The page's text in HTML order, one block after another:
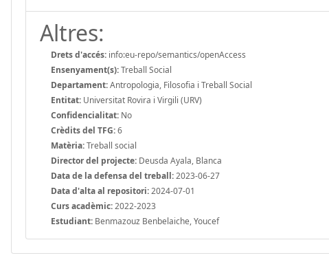
Altres:
Drets d'accés: info:eu-repo/semantics/openAccess
Ensenyament(s):Treball Social
Departament:Antropologia, Filosofia i Treball Social
Entitat: Universitat Rovira i Virgili (URV)
Confidencialitat: No
Crèdits del TFG:6
Matèria:Treball social
Director del projecte: Deusda Ayala, Blanca
Data de la defensa del treball:2023-06-27
Data d'alta al repositori:2024-07-01
Curs acadèmic:2022-2023
Estudiant: Benmazouz Benbelaiche, Youcef